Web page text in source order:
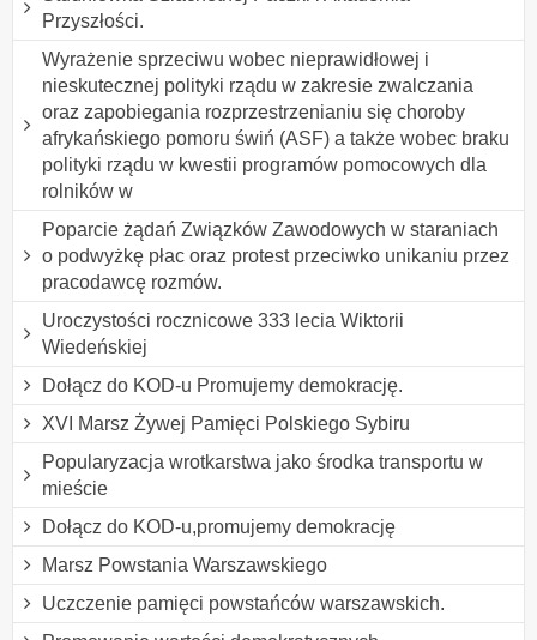
Przyszłości.
Wyrażenie sprzeciwu wobec nieprawidłowej i
nieskutecznej polityki rządu w zakresie zwalczania
oraz zapobiegania rozprzestrzenianiu się choroby
afrykańskiego pomoru świń (ASF) a także wobec braku
polityki rządu w kwestii programów pomocowych dla
rolników w
Poparcie żądań Związków Zawodowych w staraniach
o podwyżkę płac oraz protest przeciwko unikaniu przez
pracodawcę rozmów.
Uroczystości rocznicowe 333 lecia Wiktorii
Wiedeńskiej
Dołącz do KOD-u Promujemy demokrację.
XVI Marsz Żywej Pamięci Polskiego Sybiru
Popularyzacja wrotkarstwa jako środka transportu w
mieście
Dołącz do KOD-u,promujemy demokrację
Marsz Powstania Warszawskiego
Uczczenie pamięci powstańców warszawskich.